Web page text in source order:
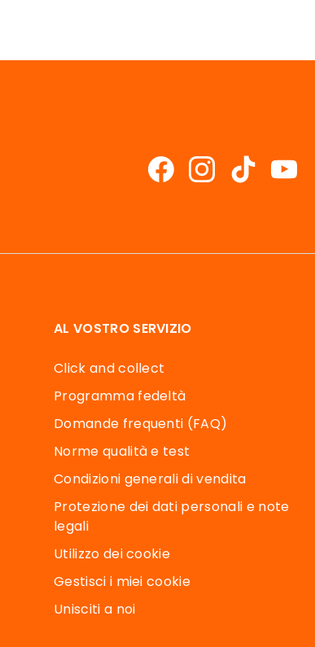
AL VOSTRO SERVIZIO
Click and collect
Programma fedeltà
Domande frequenti (FAQ)
Norme qualità e test
Condizioni generali di vendita
Protezione dei dati personali e note
legali
Utilizzo dei cookie
Gestisci i miei cookie
Unisciti a noi